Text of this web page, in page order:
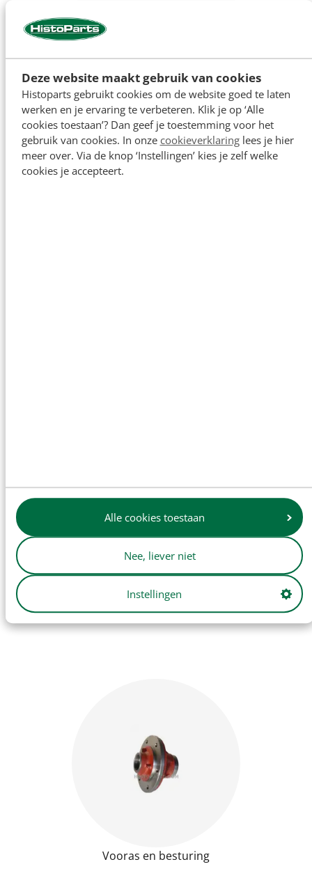
Deze website maakt gebruik van cookies
Histoparts gebruikt cookies om de website goed te laten
werken en je ervaring te verbeteren. Klik je op ‘Alle
cookies toestaan’? Dan geef je toestemming voor het
gebruik van cookies. In onze cookieverklaringlees je hier
meer over. Via de knop ‘Instellingen’ kies je zelf welke
cookies je accepteert.
Alle cookies toestaan
Nee, liever niet
Instellingen
Koppeling
Transmissie en aftakas
Vooras en besturing